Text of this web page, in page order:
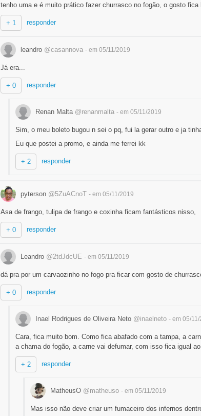
tenho uma e é muito prático fazer churrasco no fogão, o gosto fica
+ 1 responder
leandro @casannova - em 05/11/2019
Já era...
+ 0 responder
Renan Malta @renanmalta - em 05/11/2019
Sim, o meu boleto bugou n sei o pq, fui la gerar outro e ja
Eu que postei a promo, e ainda me ferrei kk
+ 2 responder
pyterson @5ZuACnoT - em 05/11/2019
Asa de frango, tulipa de frango e coxinha ficam fantásticos nisso,
+ 0 responder
Leandro @2tdJdcUE - em 05/11/2019
dá pra por um carvaozinho no fogo pra ficar com gosto de
+ 0 responder
Inael Rodrigues de Oliveira Neto @inaelneto - em 05/11/
Cara, fica muito bom. Como fica abafado com a tampa, a
a chama do fogão, a carne vai defumar, com isso fica igual
+ 2 responder
MatheusO @matheuso - em 05/11/2019
Mas isso não deve criar um fumaceiro dos infernos